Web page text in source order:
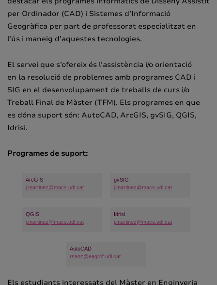
per Ordinador (CAD) i Sistemes d’Informació
Geogràfica per part de professorat especialitzat en
l’ús i maneig d’aquestes tecnologies.
El servei que s’ofereix és l’assistència i/o orientació
en la resolució de problemes amb programes CAD i
SIG en el desenvolupament de treballs de curs i/o
Treball Final de Màster (TFM). Els programes en que
es dóna suport són: AutoCAD, ArcGIS, gvSIG, QGIS,
Idrisi.
Programes de suport:
ArcGIS
j.martinez@macs.udl.cat
gvSIG
j.martinez@macs.udl.cat
QGIS
j.martinez@macs.udl.cat
Idrisi
j.martinez@macs.udl.cat
AutoCAD
rsanz@eagrof.udl.cat
Els estudiants interessats del Màster en Enginyeria